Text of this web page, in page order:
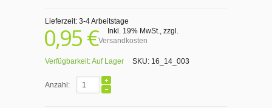
Lieferzeit: 3-4 Arbeitstage
0,95 € Inkl. 19% MwSt., zzgl.
Versandkosten
Verfügbarkeit:Auf Lager SKU: 16_14_003
Anzahl: